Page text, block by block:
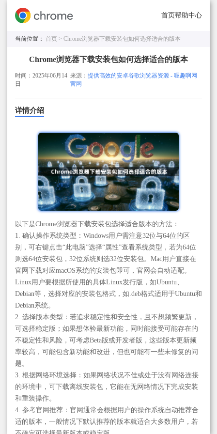
首页帮助中心
当前位置： 首页 > Chrome浏览器下载安装包如何选择适合的版本
Chrome浏览器下载安装包如何选择适合的版本
时间：2025年06月14
日
来源：提供高效的安卓谷歌浏览器资源 - 喔趣啊网
官网
详情介绍
以下是Chrome浏览器下载安装包选择适合版本的方法：
1. 确认操作系统类型：Windows用户需注意32位与64位的区
别，可右键点击“此电脑”选择“属性”查看系统类型，若为64位
则选64位安装包，32位系统则选32位安装包。Mac用户直接在
官网下载对应macOS系统的安装包即可，官网会自动适配。
Linux用户要根据所使用的具体Linux发行版，如Ubuntu、
Debian等，选择对应的安装包格式，如.deb格式适用于Ubuntu和
Debian系统。
2. 选择版本类型：若追求稳定性和安全性，且不想频繁更新，
可选择稳定版；如果想体验最新功能，同时能接受可能存在的
不稳定性和风险，可考虑Beta版或开发者版，这些版本更新频
率较高，可能包含新功能和改进，但也可能有一些未修复的问
题。
3. 根据网络环境选择：如果网络状况不佳或处于没有网络连接
的环境中，可下载离线安装包，它能在无网络情况下完成安装
和重装操作。
4. 参考官网推荐：官网通常会根据用户的操作系统自动推荐合
适的版本，一般情况下默认推荐的版本就适合大多数用户，若